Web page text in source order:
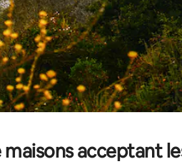
maisons acceptant